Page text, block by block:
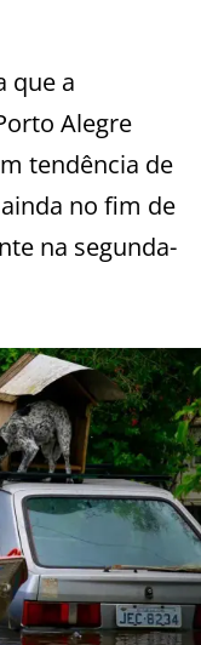
que a
Alegre
tendência de
no fim de
na segunda-